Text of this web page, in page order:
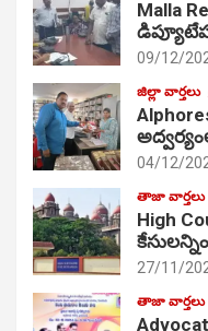
Malla
09/12/
జిల్లా వార్తలు
04/12/
తాజా వార్తలు
High
27/11/
తాజా వార్తలు